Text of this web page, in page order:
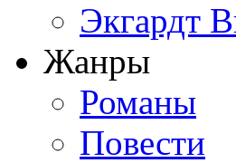
Экгардт
Жанры
Романы
Повести